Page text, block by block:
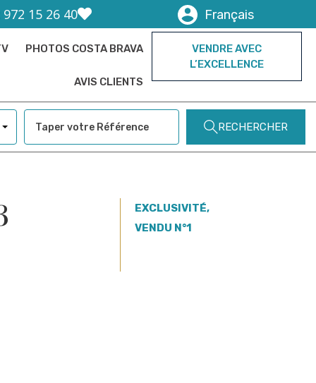
972 15 26 40 Français
PHOTOS COSTA BRAVA
AVIS CLIENTS
VENDRE AVEC
L’EXCELLENCE
RECHERCHER
EXCLUSIVITÉ,
VENDU N°1